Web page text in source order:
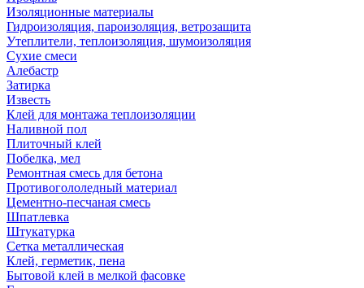
Изоляционные материалы
Гидроизоляция, пароизоляция, ветрозащита
Утеплители, теплоизоляция, шумоизоляция
Сухие смеси
Алебастр
Затирка
Известь
Клей для монтажа теплоизоляции
Наливной пол
Плиточный клей
Побелка, мел
Ремонтная смесь для бетона
Противогололедный материал
Цементно-песчаная смесь
Шпатлевка
Штукатурка
Сетка металлическая
Клей, герметик, пена
Бытовой клей в мелкой фасовке